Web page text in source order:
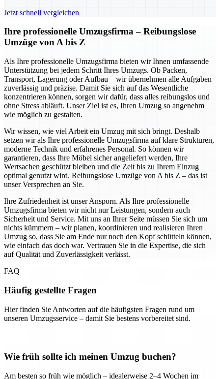
Jetzt schnell vergleichen
Ihre professionelle Umzugsfirma – Reibungslose
Umzüge von A bis Z
Als Ihre professionelle Umzugsfirma bieten wir Ihnen umfassende
Unterstützung bei jedem Schritt Ihres Umzugs. Ob Packen,
Transport, Lagerung oder Aufbau – wir übernehmen alle Aufgaben
zuverlässig und präzise. Damit Sie sich auf das Wesentliche
konzentrieren können, sorgen wir dafür, dass alles reibungslos und
ohne Stress abläuft. Unser Ziel ist es, Ihren Umzug so angenehm
wie möglich zu gestalten.
Wir wissen, wie viel Arbeit ein Umzug mit sich bringt. Deshalb
setzen wir als Ihre professionelle Umzugsfirma auf klare Strukturen,
moderne Technik und erfahrenes Personal. So können wir
garantieren, dass Ihre Möbel sicher angeliefert werden, Ihre
Wertsachen geschützt bleiben und die Zeit bis zu Ihrem Einzug
optimal genutzt wird. Reibungslose Umzüge von A bis Z – das ist
unser Versprechen an Sie.
Ihre Zufriedenheit ist unser Ansporn. Als Ihre professionelle
Umzugsfirma bieten wir nicht nur Leistungen, sondern auch
Sicherheit und Service. Mit uns an Ihrer Seite müssen Sie sich um
nichts kümmern – wir planen, koordinieren und realisieren Ihren
Umzug so, dass Sie am Ende nur noch den Kopf schütteln können,
wie einfach das doch war. Vertrauen Sie in die Expertise, die sich
auf Qualität und Zuverlässigkeit verlässt.
FAQ
Häufig gestellte Fragen
Hier finden Sie Antworten auf die häufigsten Fragen rund um
unseren Umzugsservice – damit Sie bestens vorbereitet sind.
Wie früh sollte ich meinen Umzug buchen?
Am besten so früh wie möglich – idealerweise 2–4 Wochen im